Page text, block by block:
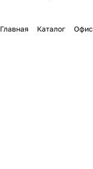
Главная Каталог Офис